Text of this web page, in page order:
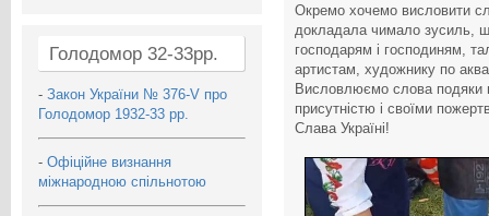
Голодомор 32-33рр.
- Закон України № 376-V про
Голодомор 1932-33 рр.
- Офіційне визнання
міжнародною спільнотою
Окремо хочемо висловити
докладала чимало зусиль,
господарям і господиням,
артистам, художнику по
Висловлюємо слова подяки
присутністю і своїми
Слава Україні!